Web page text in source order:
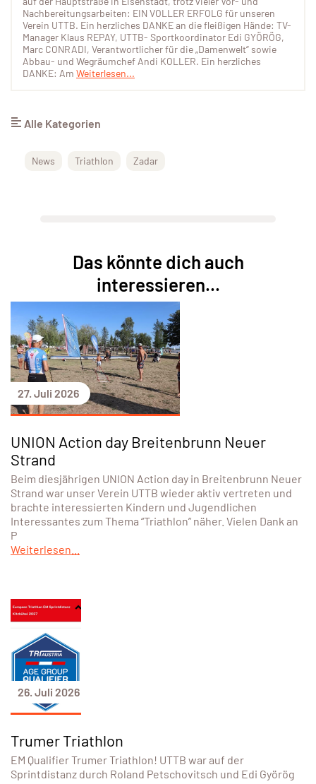
Nachbereitungsarbeiten: EIN VOLLER ERFOLG für unseren
Verein UTTB. Ein herzliches DANKE an die fleißigen Hände: TV-
Manager Klaus REPAY, UTTB- Sportkoordinator Edi GYÖRÖG,
Marc CONRADI, Verantwortlicher für die „Damenwelt“ sowie
Abbau- und Wegräumchef Andi KOLLER. Ein herzliches
DANKE: Am Weiterlesen...
Alle Kategorien
News Triathlon Zadar
Das könnte dich auch
interessieren...
27. Juli 2026
UNION Action day Breitenbrunn Neuer
Strand
Beim diesjährigen UNION Action day in Breitenbrunn Neuer
Strand war unser Verein UTTB wieder aktiv vertreten und
brachte interessierten Kindern und Jugendlichen
Interessantes zum Thema “Triathlon” näher. Vielen Dank an
P
Weiterlesen...
26. Juli 2026
Trumer Triathlon
EM Qualifier Trumer Triathlon! UTTB war auf der
Sprintdistanz durch Roland Petschovitsch und Edi Györög